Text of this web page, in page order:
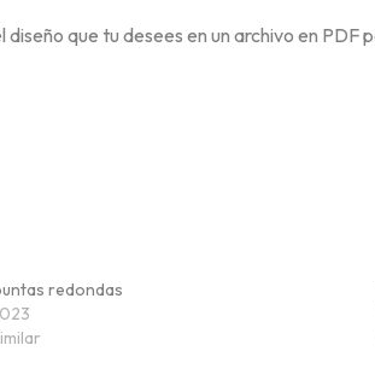
que tu desees en un archivo en PDF
redondas